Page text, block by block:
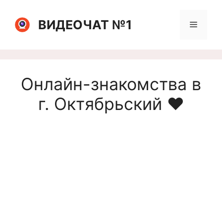
содержимомуВИДЕОЧАТ №1 Меню
Онлайн-знакомства в
г. Октябрьский ❤️